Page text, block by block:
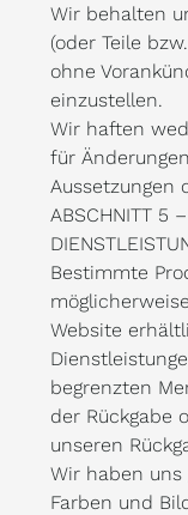
Wir behalten
(oder Teile
ohne
einzustellen.
Wir haften
für
Aussetzungen
ABSCHNITT 5
Bestimmte
Website
begrenzten
der Rückgabe
unseren
Wir haben uns
Farben und